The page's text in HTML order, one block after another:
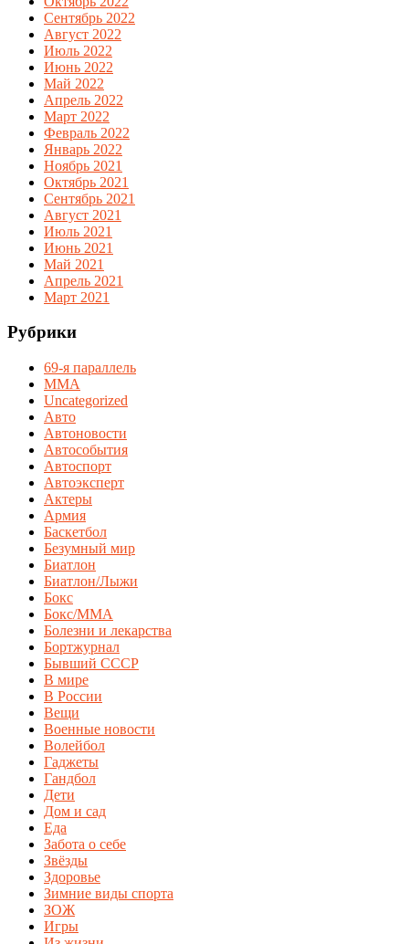
Сентябрь 2022
Август 2022
Июль 2022
Июнь 2022
Май 2022
Апрель 2022
Март 2022
Февраль 2022
Январь 2022
Ноябрь 2021
Октябрь 2021
Сентябрь 2021
Август 2021
Июль 2021
Июнь 2021
Май 2021
Апрель 2021
Март 2021
Рубрики
69-я параллель
MMA
Uncategorized
Авто
Автоновости
Автособытия
Автоспорт
Автоэксперт
Актеры
Армия
Баскетбол
Безумный мир
Биатлон
Биатлон/Лыжи
Бокс
Бокс/MMA
Болезни и лекарства
Бортжурнал
Бывший СССР
В мире
В России
Вещи
Военные новости
Волейбол
Гаджеты
Гандбол
Дети
Дом и сад
Еда
Забота о себе
Звёзды
Здоровье
Зимние виды спорта
ЗОЖ
Игры